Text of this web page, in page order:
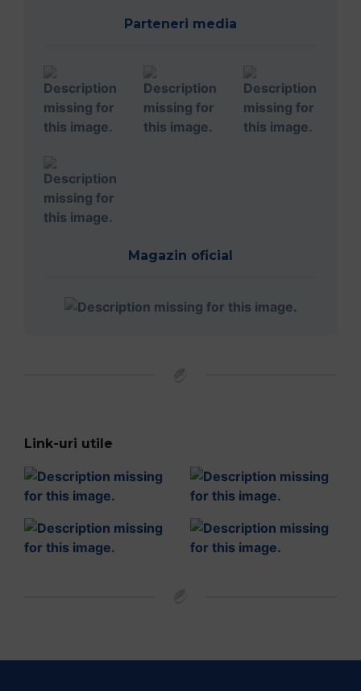
Parteneri media
Magazin oficial
Link-uri utile